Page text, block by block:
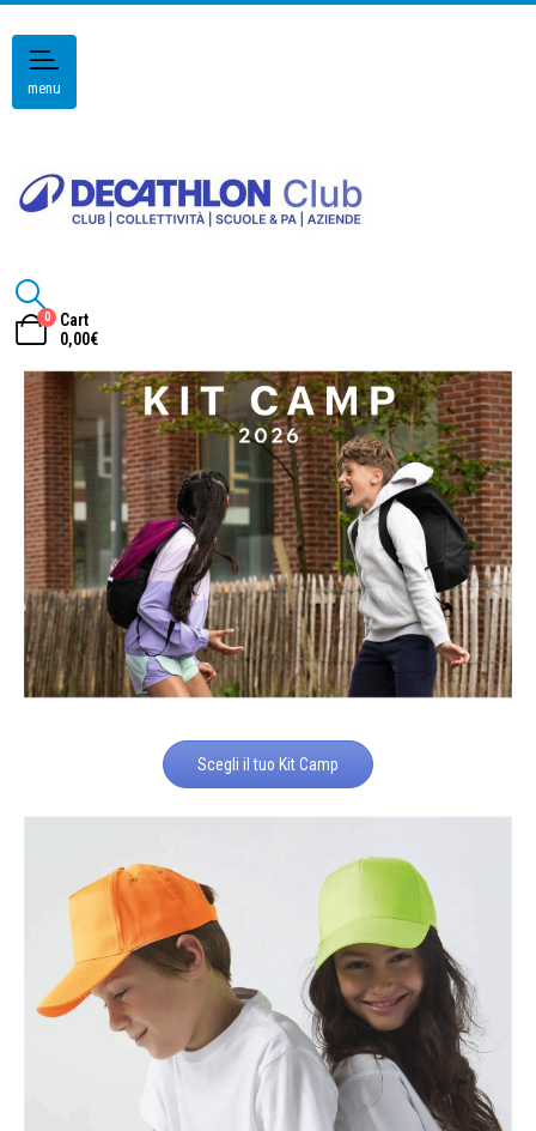
menu
0
Cart
0,00€
Scegli il tuo Kit Camp